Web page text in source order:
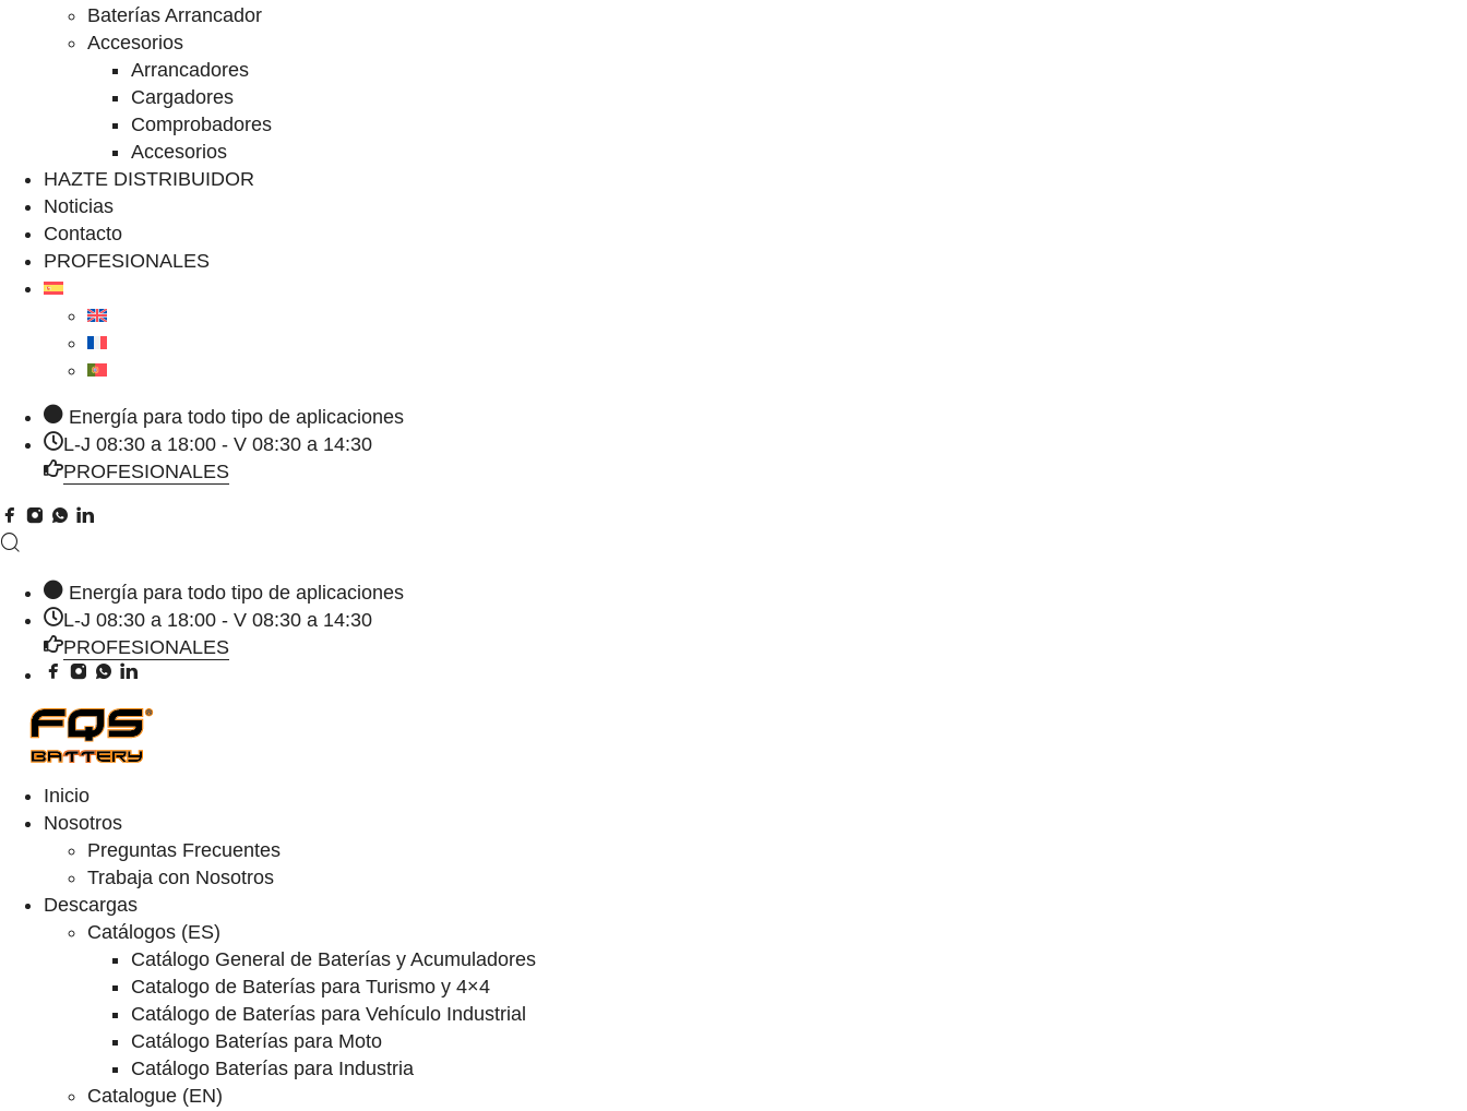
Baterías Arrancador
Accesorios
Arrancadores
Cargadores
Comprobadores
Accesorios
HAZTE DISTRIBUIDOR
Noticias
Contacto
PROFESIONALES
Energía para todo tipo de aplicaciones
L-J 08:30 a 18:00 - V 08:30 a 14:30
PROFESIONALES
Energía para todo tipo de aplicaciones
L-J 08:30 a 18:00 - V 08:30 a 14:30
PROFESIONALES
Inicio
Nosotros
Preguntas Frecuentes
Trabaja con Nosotros
Descargas
Catálogos (ES)
Catálogo General de Baterías y Acumuladores
Catalogo de Baterías para Turismo y 4×4
Catálogo de Baterías para Vehículo Industrial
Catálogo Baterías para Moto
Catálogo Baterías para Industria
Catalogue (EN)